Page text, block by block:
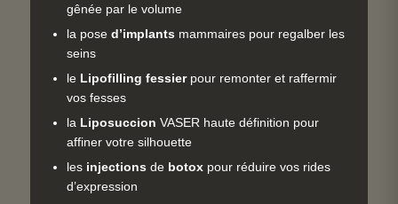
gênée par le volume
la pose d’implants mammaires pour regalber les
seins
le Lipofilling fessierpour remonter et raffermir
vos fesses
la Liposuccion VASER haute définition pour
affiner votre silhouette
les injections de botoxpour réduire vos rides
d’expression